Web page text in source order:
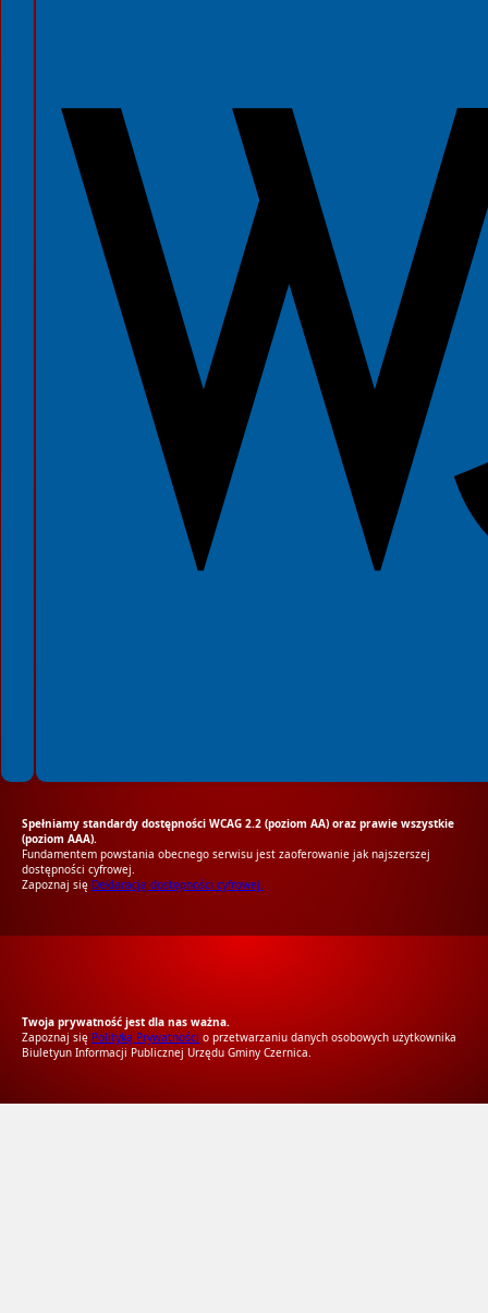
Spełniamy standardy dostępności WCAG 2.2 (poziom AA) oraz prawie wszystkie
(poziom AAA).
Fundamentem powstania obecnego serwisu jest zaoferowanie jak najszerszej
dostępności cyfrowej.
Zapoznaj się Deklaracją dostępności cyfrowej.
Twoja prywatność jest dla nas ważna.
Zapoznaj się Polityką Prywatności o przetwarzaniu danych osobowych użytkownika
Biuletyun Informacji Publicznej Urzędu Gminy Czernica.